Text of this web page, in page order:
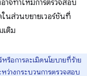
าจทำให้มีการตรวจสอบ
นส่วนขยายเวอร์ชันที่
เติม
รือการละเมิดนโยบายที่ร้าย
ว่างกระบวนการตรวจสอบ